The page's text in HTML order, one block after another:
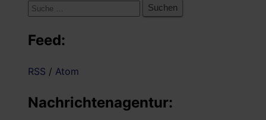
Suche
Feed:
RSS / Atom
Nachrichtenagentur: